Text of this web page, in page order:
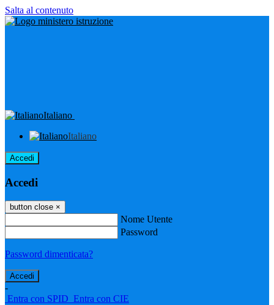
Salta al contenuto
Italiano
Italiano
Accedi
Accedi
button close ×
Nome Utente
Password
Password dimenticata?
-
Entra con SPID Entra con CIE